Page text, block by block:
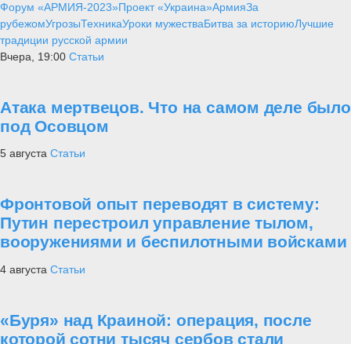
Форум «АРМИЯ-2023»Проект «Украина»АрмияЗа
рубежомУгрозыТехникаУроки мужестваБитва за историюЛучшие
традиции русской армии
Вчера, 19:00 Статьи
Атака мертвецов. Что на самом деле было
под Осовцом
5 августа Статьи
Фронтовой опыт переводят в систему:
Путин перестроил управление тылом,
вооружениями и беспилотными войсками
4 августа Статьи
«Буря» над Краиной: операция, после
которой сотни тысяч сербов стали